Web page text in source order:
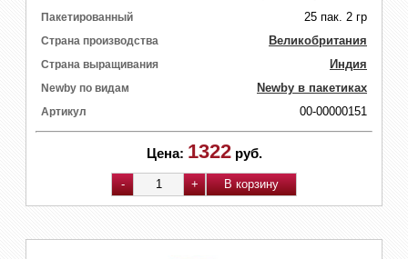
Пакетированный 25 пак. 2 гр
Страна производства Великобритания
Страна выращивания Индия
Newby по видам Newby в пакетиках
Артикул 00-00000151
Цена: 1322 руб.